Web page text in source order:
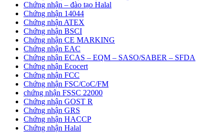
Chứng nhận – đào tạo Halal
Chứng nhận 14044
Chứng nhận ATEX
Chứng nhận BSCI
Chứng nhận CE MARKING
Chứng nhận EAC
Chứng nhận ECAS – EQM – SASO/SABER – SFDA
Chứng nhận Ecocert
Chứng nhận FCC
Chứng nhận FSC/CoC/FM
chứng nhận FSSC 22000
Chứng nhận GOST R
Chứng nhận GRS
Chứng nhận HACCP
Chứng nhận Halal